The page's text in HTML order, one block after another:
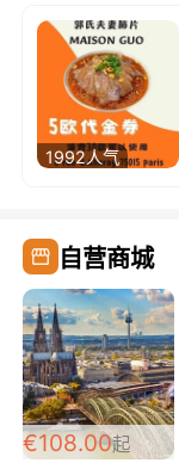
1992人气
自营商城
€108.00起